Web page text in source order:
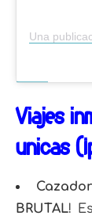
Viajes
únicas
BRUTAL!